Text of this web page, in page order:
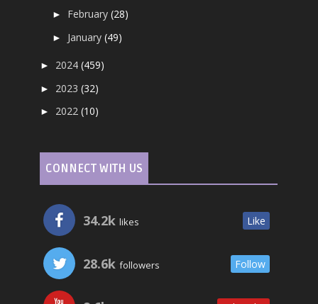
► February(28)
► January(49)
► 2024(459)
► 2023(32)
► 2022(10)
CONNECT WITH US
34.2k likes Like
28.6k followers Follow